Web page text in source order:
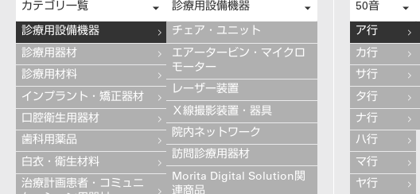
カテゴリ一覧
診療用設備機器
診療用器材
診療用材料
インプラント・矯正器材
口腔衛生用器材
歯科用薬品
白衣・衛生材料
治療計画患者・コミュニ
診療用設備機器
チェア・ユニット
エアータービン・マイクロ
モーター
レーザー装置
Ｘ線撮影装置・器具
院内ネットワーク
訪問診療用器材
Morita Digital Solution関
連商品
50音
ア行
カ行
サ行
タ行
ナ行
ハ行
マ行
ヤ行